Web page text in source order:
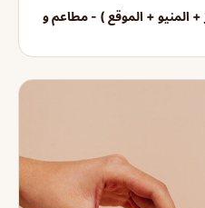
+ المنيو + الموقع ) - مطاعم و